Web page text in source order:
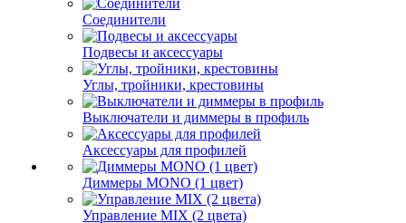
Соединители
Подвесы и аксессуары
Углы, тройники, крестовины
Выключатели и диммеры в профиль
Аксессуары для профилей
Диммеры MONO (1 цвет)
Управление MIX (2 цвета)